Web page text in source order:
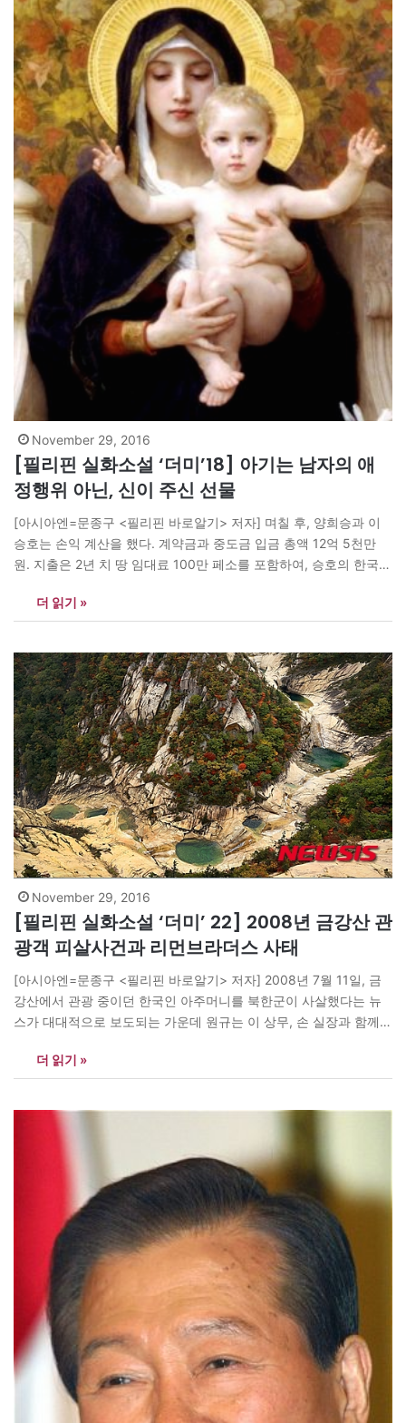
November 29, 2016
[필리핀 실화소설 ‘더미’18] 아기는 남자의 애
정행위 아닌, 신이 주신 선물
[아시아엔=문종구 <필리핀 바로알기> 저자] 며칠 후, 양희승과 이
승호는 손익 계산을 했다. 계약금과 중도금 입금 총액 12억 5천만
원. 지출은 2년 치 땅 임대료 100만 페소를 포함하여, 승호의 한국
등 약 1억 5천만원이 소요되었다. “110만 불이 남았으니 승호 너는
30만 불을 가져라. 그것을…
더 읽기 »
November 29, 2016
[필리핀 실화소설 ‘더미’ 22] 2008년 금강산 관
광객 피살사건과 리먼브라더스 사태
[아시아엔=문종구 <필리핀 바로알기> 저자] 2008년 7월 11일, 금
강산에서 관광 중이던 한국인 아주머니를 북한군이 사살했다는 뉴
스가 대대적으로 보도되는 가운데 원규는 이 상무, 손 실장과 함께
가 계획을 잡은 것이다. 애들이 아직 학기 중이어서 원규의 아내는
이번에 동행할 수 없었다. 세 사람이 자정이 다…
더 읽기 »